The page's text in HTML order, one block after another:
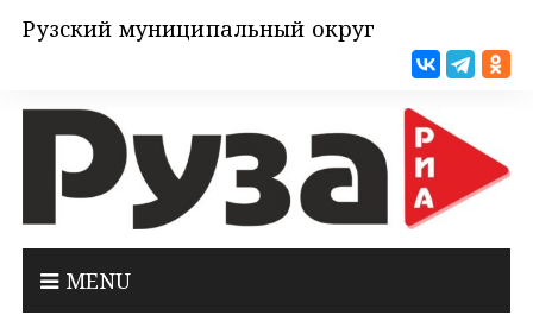
Рузский муниципальный округ
MENU